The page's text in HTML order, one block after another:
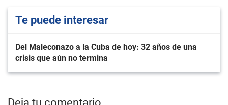
Te puede interesar
Del Maleconazo a la Cuba de hoy: 32 años de una
crisis que aún no termina